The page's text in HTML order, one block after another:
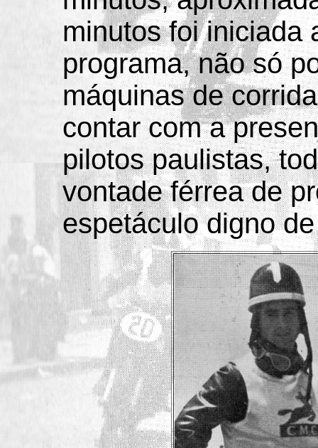
minutos foi iniciada
programa, não só
máquinas de
contar com a
pilotos paulistas,
vontade férrea de
espetáculo digno